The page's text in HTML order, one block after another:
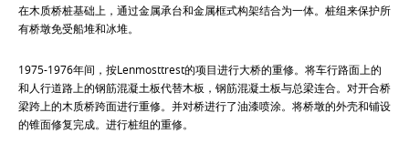
在木质桥桩基础上，通过金属承台和金属框式构架结合为一体。桩组来保护所
有桥墩免受船堆和冰堆。
1975-1976年间，按Lenmosttrest的项目进行大桥的重修。将车行路面上的
和人行道路上的钢筋混凝土板代替木板，钢筋混凝土板与总梁连合。对开合桥
梁跨上的木质桥跨面进行重修。并对桥进行了油漆喷涂。将桥墩的外壳和铺设
的锥面修复完成。进行桩组的重修。